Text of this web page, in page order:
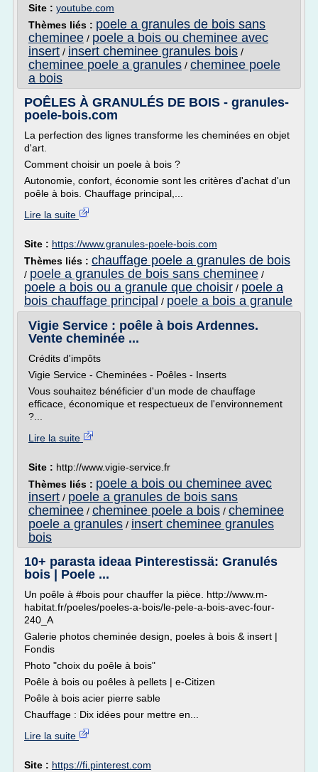
Site : youtube.com
Thèmes liés : poele a granules de bois sans
cheminee / poele a bois ou cheminee avec
insert / insert cheminee granules bois /
cheminee poele a granules / cheminee poele
a bois
POÊLES À GRANULÉS DE BOIS - granules-
poele-bois.com
La perfection des lignes transforme les cheminées en objet
d'art.
Comment choisir un poele à bois ?
Autonomie, confort, économie sont les critères d'achat d'un
poêle à bois. Chauffage principal,...
Lire la suite
Site : https://www.granules-poele-bois.com
Thèmes liés : chauffage poele a granules de bois
/ poele a granules de bois sans cheminee /
poele a bois ou a granule que choisir / poele a
bois chauffage principal / poele a bois a granule
Vigie Service : poêle à bois Ardennes.
Vente cheminée ...
Crédits d'impôts
Vigie Service - Cheminées - Poêles - Inserts
Vous souhaitez bénéficier d'un mode de chauffage
efficace, économique et respectueux de l'environnement
?...
Lire la suite
Site : http://www.vigie-service.fr
Thèmes liés : poele a bois ou cheminee avec
insert / poele a granules de bois sans
cheminee / cheminee poele a bois / cheminee
poele a granules / insert cheminee granules
bois
10+ parasta ideaa Pinterestissä: Granulés
bois | Poele ...
Un poêle à #bois pour chauffer la pièce. http://www.m-
habitat.fr/poeles/poeles-a-bois/le-pele-a-bois-avec-four-
240_A
Galerie photos cheminée design, poeles à bois & insert |
Fondis
Photo "choix du poêle à bois"
Poêle à bois ou poêles à pellets | e-Citizen
Poêle à bois acier pierre sable
Chauffage : Dix idées pour mettre en...
Lire la suite
Site : https://fi.pinterest.com